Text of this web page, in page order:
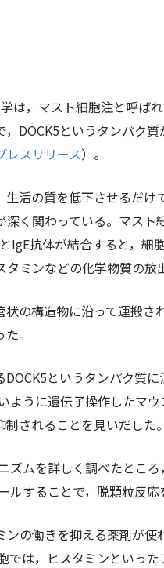
は，マスト細胞注と呼ば
DOCK5というタンパク
レスリリース）。
活の質を低下させるだけ
く関わっている。マス
IgE抗体が結合すると，
ミンなどの化学物質の放
の構造物に沿って運搬
。
というタンパク質
ように遺伝子操作したマ
されることを見いだした。
ズムを詳しく調べたとこ
することで，脱顆粒反応
の働きを抑える薬剤が
では，ヒスタミンといっ